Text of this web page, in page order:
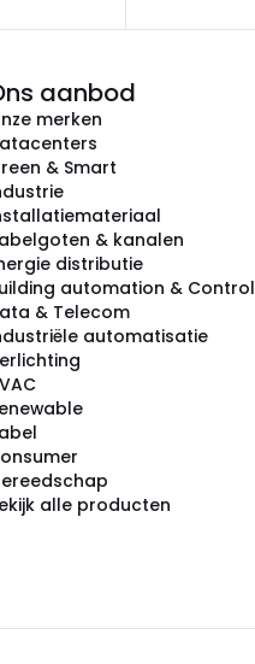
aanbod
merken
& Smart
& kanalen
distributie
automation & Control
& Telecom
automatisatie
alle producten